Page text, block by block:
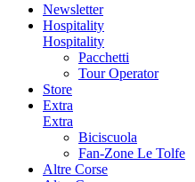
Newsletter
Hospitality
Hospitality
Pacchetti
Tour Operator
Store
Extra
Extra
Biciscuola
Fan-Zone Le Tolfe
Altre Corse